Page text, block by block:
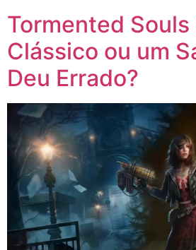
Tormented Souls
Clássico ou um
Deu Errado?